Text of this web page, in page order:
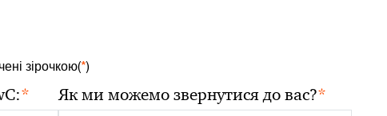
зірочкою(*)
* Як ми можемо звернутися до вас?*